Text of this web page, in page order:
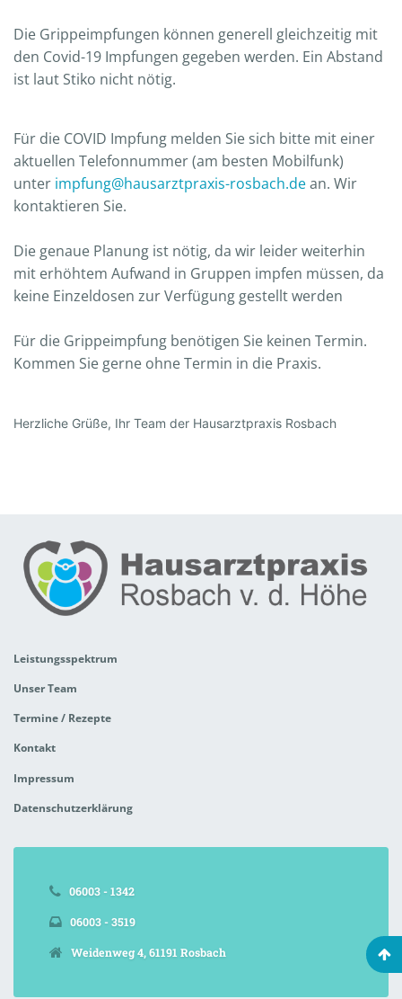
Die Grippeimpfungen können generell gleichzeitig mit
den Covid-19 Impfungen gegeben werden. Ein Abstand
ist laut Stiko nicht nötig.
Für die COVID Impfung melden Sie sich bitte mit einer
aktuellen Telefonnummer (am besten Mobilfunk)
unter impfung@hausarztpraxis-rosbach.dean. Wir
kontaktieren Sie.
Die genaue Planung ist nötig, da wir leider weiterhin
mit erhöhtem Aufwand in Gruppen impfen müssen, da
keine Einzeldosen zur Verfügung gestellt werden
Für die Grippeimpfung benötigen Sie keinen Termin.
Kommen Sie gerne ohne Termin in die Praxis.
Herzliche Grüße, Ihr Team der Hausarztpraxis Rosbach
Leistungsspektrum
Unser Team
Termine / Rezepte
Kontakt
Impressum
Datenschutzerklärung
06003 - 1342
06003 - 3519
Weidenweg 4, 61191 Rosbach